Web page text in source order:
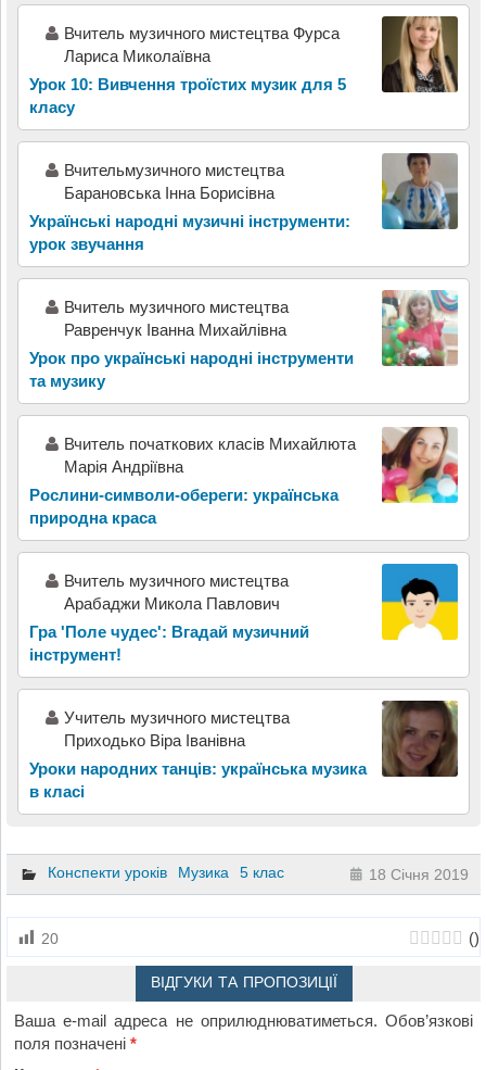
Вчитель музичного мистецтва Фурса
Лариса Миколаївна
Урок 10: Вивчення троїстих музик для 5
класу
Вчительмузичного мистецтва
Барановська Інна Борисівна
Українські народні музичні інструменти:
урок звучання
Вчитель музичного мистецтва
Равренчук Іванна Михайлівна
Урок про українські народні інструменти
та музику
Вчитель початкових класів Михайлюта
Марія Андріївна
Рослини-символи-обереги: українська
природна краса
Вчитель музичного мистецтва
Арабаджи Микола Павлович
Гра 'Поле чудес': Вгадай музичний
інструмент!
Учитель музичного мистецтва
Приходько Віра Іванівна
Уроки народних танців: українська музика
в класі
Конспекти уроків Музика 5 клас 18 Січня 2019
20 ()
ВІДГУКИ ТА ПРОПОЗИЦІЇ
Ваша e-mail адреса не оприлюднюватиметься. Обов’язкові
поля позначені*